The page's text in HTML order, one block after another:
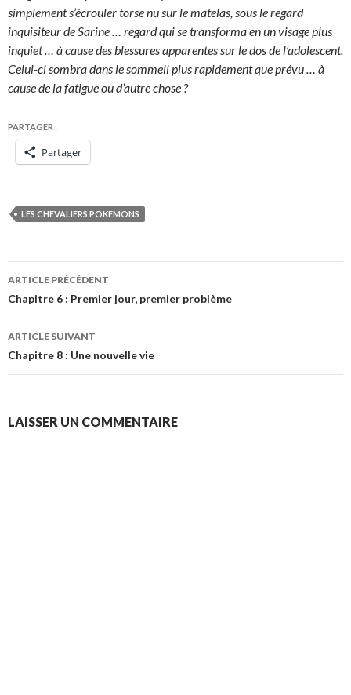
simplement s’écrouler torse nu sur le matelas, sous le regard
inquisiteur de Sarine … regard qui se transforma en un visage plus
inquiet … à cause des blessures apparentes sur le dos de l’adolescent.
Celui-ci sombra dans le sommeil plus rapidement que prévu … à
cause de la fatigue ou d’autre chose ?
PARTAGER :
Partager
LES CHEVALIERS POKEMONS
Navigation
des
articles
ARTICLE PRÉCÉDENT
Chapitre 6 : Premier jour, premier problème
ARTICLE SUIVANT
Chapitre 8 : Une nouvelle vie
LAISSER UN COMMENTAIRE